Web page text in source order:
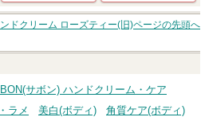
ドクリーム ローズティー(旧)ページの先頭へ
サボン) ハンドクリーム・ケア
ラメ
美白(ボディ)
角質ケア(ボディ)